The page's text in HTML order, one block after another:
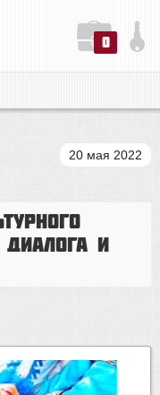
0
20 мая 2022
и